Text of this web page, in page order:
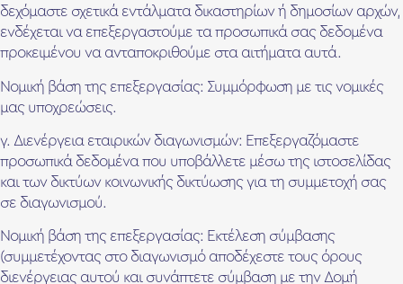
δεχόμαστε σχετικά εντάλματα δικαστηρίων ή δημοσίων αρχών,
ενδέχεται να επεξεργαστούμε τα προσωπικά σας δεδομένα
προκειμένου να ανταποκριθούμε στα αιτήματα αυτά.
Νομική βάση της επεξεργασίας: Συμμόρφωση με τις νομικές
μας υποχρεώσεις.
γ. Διενέργεια εταιρικών διαγωνισμών: Επεξεργαζόμαστε
προσωπικά δεδομένα που υποβάλλετε μέσω της ιστοσελίδας
και των δικτύων κοινωνικής δικτύωσης για τη συμμετοχή σας
σε διαγωνισμού.
Νομική βάση της επεξεργασίας: Εκτέλεση σύμβασης
(συμμετέχοντας στο διαγωνισμό αποδέχεστε τους όρους
διενέργειας αυτού και συνάπτετε σύμβαση με την Δομή